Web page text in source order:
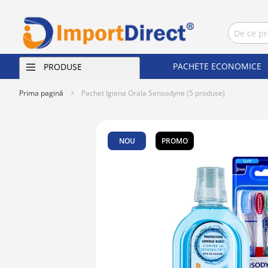
PRODUSE PACHETE ECONOMICE
Prima pagină Pachet Igiena Orala Sensodyne (5 produse)
the
NOU PROMO